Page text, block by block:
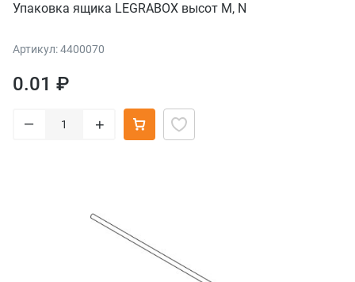
Упаковка ящика LEGRABOX высот M, N
Артикул: 4400070
0.01 ₽
– +